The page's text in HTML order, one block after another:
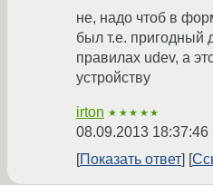
не, надо чтоб в
был т.е. пригодный
правилах udev, а
устройству
irton ★★★★★
08.09.2013 18:37:46
Показать ответ